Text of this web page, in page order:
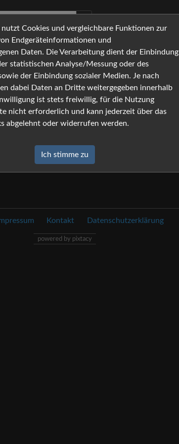
nutzt Cookies und vergleichbare Funktionen zur
Endgeräteinformationen und
Daten. Die Verarbeitung dient der Einbindung
statistischen Analyse/Messung oder des
der Einbindung sozialer Medien. Je nach
dabei Daten an Dritte weitergegeben innerhalb
ist stets freiwillig, für die Nutzung
nicht erforderlich und kann jederzeit über das
abgelehnt oder widerrufen werden.
Ich stimme zu
Kontakt Datenschutzerklärung
powered by pixtacy